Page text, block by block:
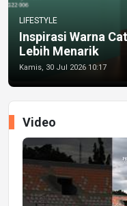
LIFESTYLE
Inspirasi Warna
Lebih Menarik
Kamis, 30 Jul 2026 10:17
Video